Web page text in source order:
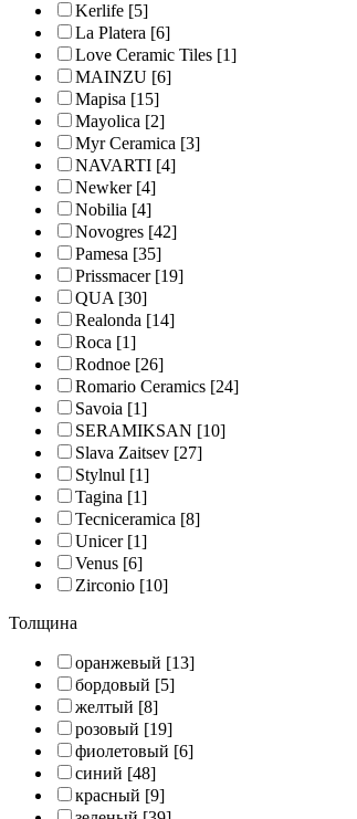
Kerlife [5]
La Platera [6]
Love Ceramic Tiles [1]
MAINZU [6]
Mapisa [15]
Mayolica [2]
Myr Ceramica [3]
NAVARTI [4]
Newker[4]
Nobilia [4]
Novogres [42]
Pamesa [35]
Prissmacer[19]
QUA[30]
Realonda [14]
Roca [1]
Rodnoe [26]
Romario Ceramics [24]
Savoia [1]
SERAMIKSAN [10]
Slava Zaitsev [27]
Stylnul [1]
Tagina [1]
Tecniceramica [8]
Unicer[1]
Venus [6]
Zirconio [10]
Толщина
оранжевый [13]
бордовый [5]
желтый [8]
розовый [19]
фиолетовый [6]
синий [48]
красный [9]